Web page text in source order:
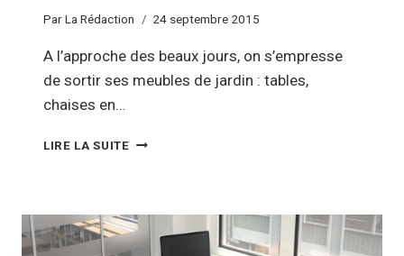
ParLa Rédaction 24 septembre 2015
A l’approche des beaux jours, on s’empresse
de sortir ses meubles de jardin : tables,
chaises en…
LIRE LA SUITEQUELQUES
SON
LIT